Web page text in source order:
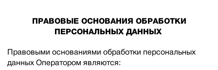
ПРАВОВЫЕ ОСНОВАНИЯ ОБРАБОТКИ
ПЕРСОНАЛЬНЫХ ДАННЫХ
Правовыми основаниями обработки персональных
данных Оператором являются: